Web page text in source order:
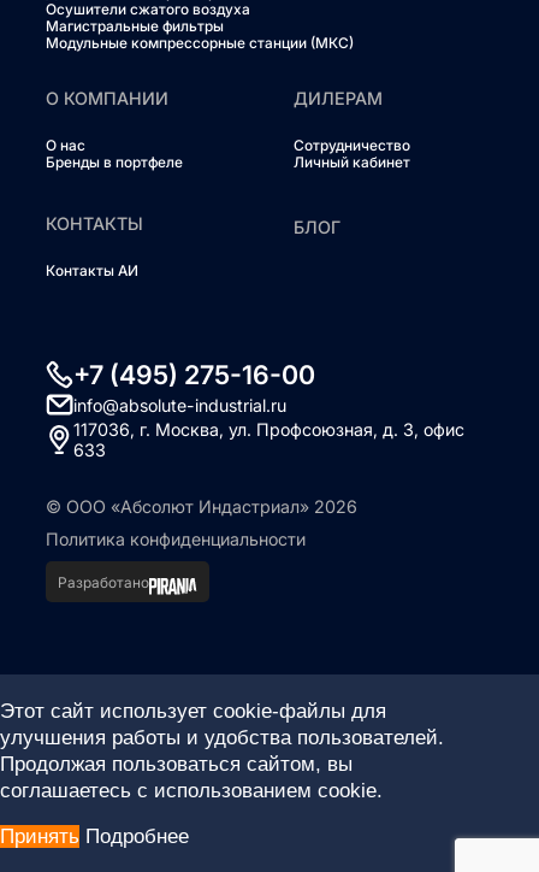
Осушители сжатого воздуха
Магистральные фильтры
Модульные компрессорные станции (МКС)
О КОМПАНИИ
О нас
Бренды в портфеле
ДИЛЕРАМ
Сотрудничество
Личный кабинет
КОНТАКТЫ
Контакты АИ
БЛОГ
+7 (495) 275-16-00
info@absolute-industrial.ru
117036, г. Москва, ул. Профсоюзная, д. 3, офис
633
© ООО «Абсолют Индастриал» 2026
Политика конфиденциальности
Разработано
Этот сайт использует cookie-файлы для
улучшения работы и удобства пользователей.
Продолжая пользоваться сайтом, вы
соглашаетесь с использованием cookie.
Принять Подробнее